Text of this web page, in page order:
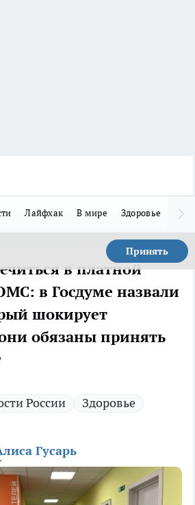
Лайфхак В мире Здоровье
Принять
в платной
в Госдуме назвали
шокирует
обязаны принять
России Здоровье
Гусарь